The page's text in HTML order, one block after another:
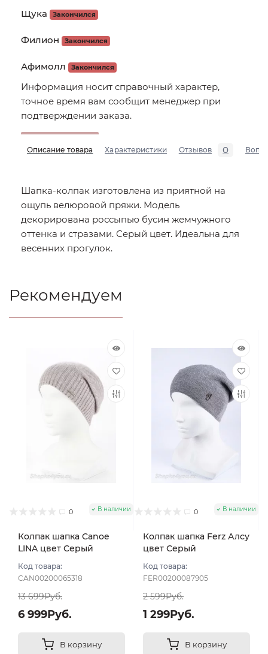
Щука
Закончился
Филион Закончился
Афимолл Закончился
Информация носит справочный характер,
точное время вам сообщит менеджер при
подтверждении заказа.
Описание товара Характеристики Отзывов 0
Шапка-колпак изготовлена из приятной на
ощупь велюровой пряжи. Модель
декорирована россыпью бусин жемчужного
оттенка и стразами. Серый цвет. Идеальна для
весенних прогулок.
Рекомендуем
0 В наличии
Колпак шапка Canoe
LINA цвет Серый
Код товара:
CAN00200065318
13 699Руб.
6 999Руб.
В корзину
0 В наличии
Колпак шапка Ferz Алсу
цвет Серый
Код товара:
FER00200087905
2 599Руб.
1 299Руб.
В корзину